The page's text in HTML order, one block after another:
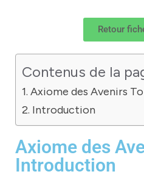
Retour
Contenus de la
Axiome des Avenirs
Introduction
Axiome des
Introduction